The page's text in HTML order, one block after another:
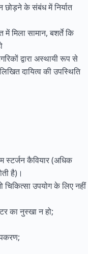
छोड़ने के संबंध में निर्यात
में मिला सामान, बशर्ते कि
द्वारा अस्थायी रूप से
दायित्व की उपस्थिति
स्टर्जन कैवियार (अधिक
है)।
चिकित्सा उपयोग के लिए नहीं
का नुस्खा न हो;